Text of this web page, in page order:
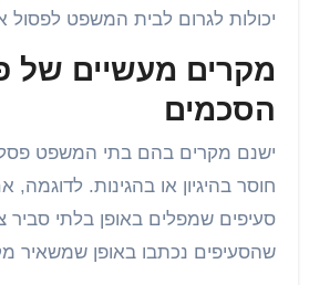
יכולות לגרום לבית המשפט
מקרים מעשיים של
הסכמים
ישנם מקרים בהם בתי המשפט
חוסר בהיגיון או בהגינות.
סעיפים שמפלים באופן בלתי סביר
שהסעיפים נכתבו באופן שמשאיר